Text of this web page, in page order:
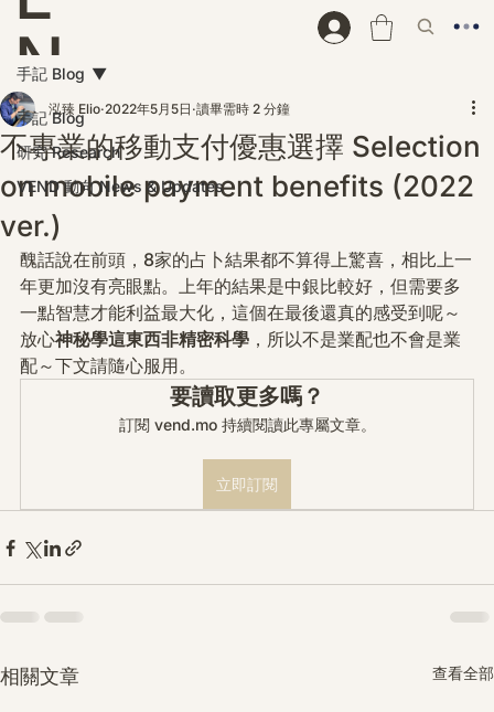
N
D
手記 Blog
研究 Research
VEND 動向 News & Updates
手記 Blog
不專業的移動支付優惠選擇 Selection
on mobile payment benefits (2022
ver.)
泓臻 Elio 2022年5月5日 讀畢需時 2 分鐘
醜話說在前頭，8家的占卜結果都不算得上驚喜，相比上一
年更加沒有亮眼點。上年的結果是中銀比較好，但需要多
一點智慧才能利益最大化，這個在最後還真的感受到呢～
放心神秘學這東西非精密科學 ，所以不是業配也不會是業
配～下文請隨心服用。
要讀取更多嗎？
訂閱 vend.mo 持續閱讀此專屬文章。
立即訂閱
相關文章 查看全部